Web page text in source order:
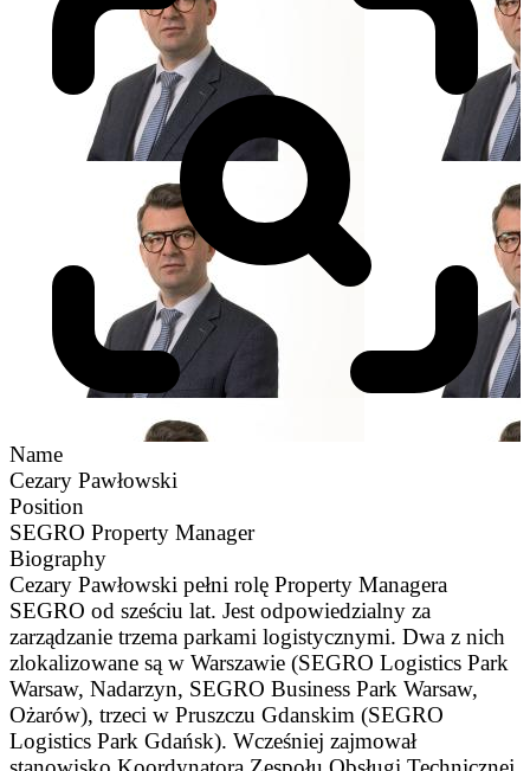
Name
Cezary Pawłowski
Position
SEGRO Property Manager
Biography
Cezary Pawłowski pełni rolę Property Managera
SEGRO od sześciu lat. Jest odpowiedzialny za
zarządzanie trzema parkami logistycznymi. Dwa z nich
zlokalizowane są w Warszawie (SEGRO Logistics Park
Warsaw, Nadarzyn, SEGRO Business Park Warsaw,
Ożarów), trzeci w Pruszczu Gdanskim (SEGRO
Logistics Park Gdańsk). Wcześniej zajmował